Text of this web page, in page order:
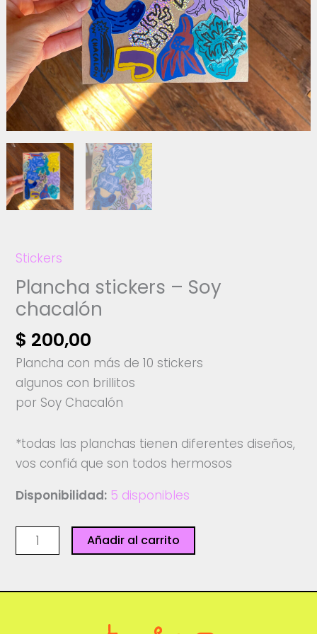
Stickers
Plancha stickers – Soy
chacalón
$ 200,00
Plancha con más de 10 stickers
algunos con brillitos
por Soy Chacalón
*todas las planchas tienen diferentes diseños,
vos confiá que son todos hermosos
Disponibilidad: 5 disponibles
Plancha
stickers
Soy
Añadir al carrito